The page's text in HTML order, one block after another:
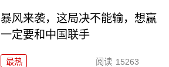
暴风来袭，这局决不能输，想赢
一定要和中国联手
最热 阅读 15263